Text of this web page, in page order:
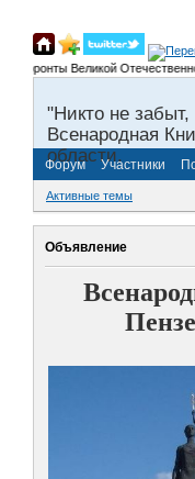
фронты Великой
"Никто не
Всенародная
области.
Форум Участники
Активные темы
Объявление